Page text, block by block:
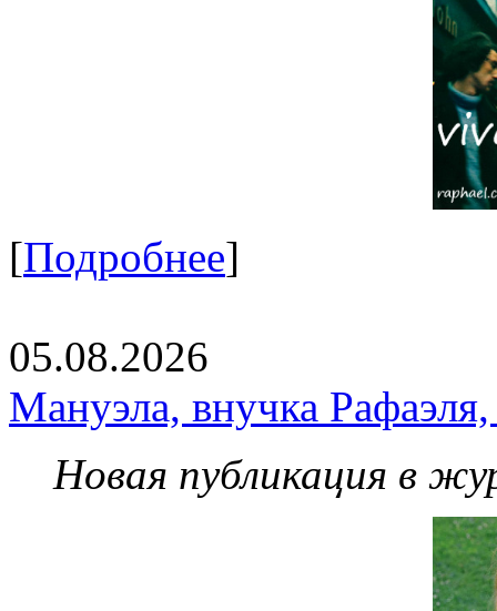
[Подробнее]
05.08.2026
Мануэла, внучка
Новая публикация в